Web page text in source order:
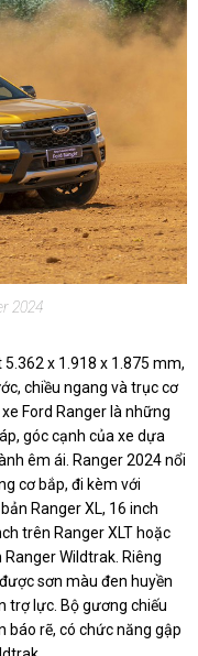
2024
x 1.918 x 1.875 mm,
chiều ngang và trục cơ
Ford Ranger là những
góc cạnh của xe dựa
êm ái. Ranger 2024 nổi
cơ bắp, đi kèm với
Ranger XL, 16 inch
trên Ranger XLT hoặc
Wildtrak. Riêng
sơn màu đen huyền
trợ lực. Bộ gương chiếu
báo rẽ, có chức năng gập